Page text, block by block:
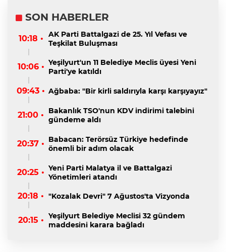
SON HABERLER
10:18 •
AK Parti Battalgazi de 25. Yıl Vefası ve
Teşkilat Buluşması
10:06 • Yeşilyurt'un 11 Belediye Meclis üyesi Yeni
Parti'ye katıldı
09:43 • Ağbaba: "Bir kirli saldırıyla karşı karşıyayız"
21:00 •
Bakanlık TSO'nun KDV indirimi talebini
gündeme aldı
20:37 • Babacan: Terörsüz Türkiye hedefinde
önemli bir adım olacak
20:25 • Yeni Parti Malatya il ve Battalgazi
Yönetimleri atandı
20:18 • "Kozalak Devri" 7 Ağustos'ta Vizyonda
20:15 • Yeşilyurt Belediye Meclisi 32 gündem
maddesini karara bağladı